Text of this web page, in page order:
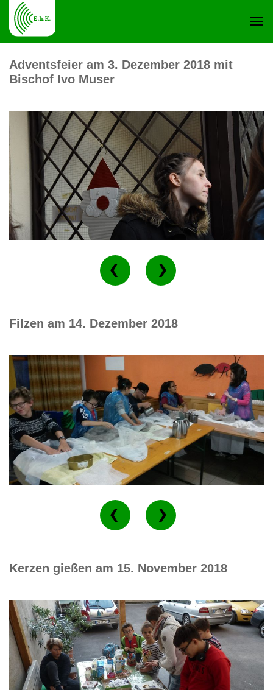
Adventsfeier am 3. Dezember 2018 mit
Bischof Ivo Muser
Filzen am 14. Dezember 2018
Kerzen gießen am 15. November 2018